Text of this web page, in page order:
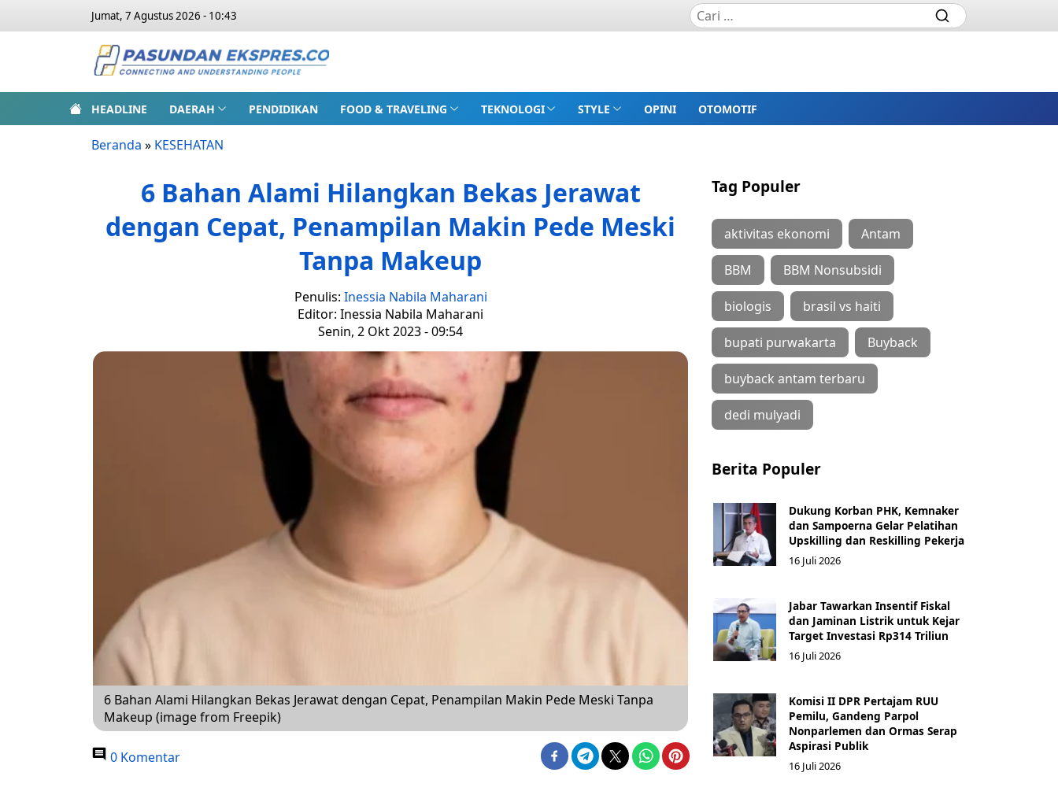
Jumat, 7 Agustus 2026 - 10:43
HEADLINE DAERAH PENDIDIKAN FOOD & TRAVELING TEKNOLOGI STYLE OPINI OTOMOTIF
Beranda » KESEHATAN
6 Bahan Alami Hilangkan Bekas Jerawat
dengan Cepat, Penampilan Makin Pede Meski
Tanpa Makeup
Penulis: Inessia Nabila Maharani
Editor: Inessia Nabila Maharani
Senin, 2 Okt 2023 - 09:54
6 Bahan Alami Hilangkan Bekas Jerawat dengan Cepat, Penampilan Makin Pede Meski Tanpa
Makeup (image from Freepik)
0 Komentar
Tag Populer
aktivitas ekonomi Antam
BBM BBM Nonsubsidi
biologis brasil vs haiti
bupati purwakarta Buyback
buyback antam terbaru
dedi mulyadi
Berita Populer
Dukung Korban PHK, Kemnaker
dan Sampoerna Gelar Pelatihan
Upskilling dan Reskilling Pekerja
16 Juli 2026
Jabar Tawarkan Insentif Fiskal
dan Jaminan Listrik untuk Kejar
Target Investasi Rp314 Triliun
16 Juli 2026
Komisi II DPR Pertajam RUU
Pemilu, Gandeng Parpol
Nonparlemen dan Ormas Serap
Aspirasi Publik
16 Juli 2026